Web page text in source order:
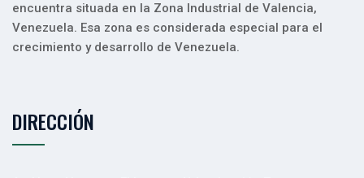
encuentra situada en la Zona Industrial de Valencia,
Venezuela. Esa zona es considerada especial para el
crecimiento y desarrollo de Venezuela.
DIRECCIÓN